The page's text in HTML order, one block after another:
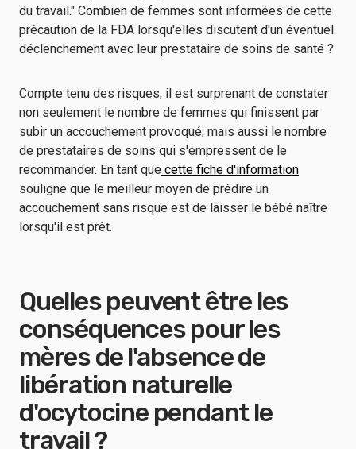
du travail." Combien de femmes sont informées de cette
précaution de la FDA lorsqu'elles discutent d'un éventuel
déclenchement avec leur prestataire de soins de santé ?
Compte tenu des risques, il est surprenant de constater
non seulement le nombre de femmes qui finissent par
subir un accouchement provoqué, mais aussi le nombre
de prestataires de soins qui s'empressent de le
recommander. En tant que cette fiche d'information
souligne que le meilleur moyen de prédire un
accouchement sans risque est de laisser le bébé naître
lorsqu'il est prêt.
Quelles peuvent être les
conséquences pour les
mères de l'absence de
libération naturelle
d'ocytocine pendant le
travail ?